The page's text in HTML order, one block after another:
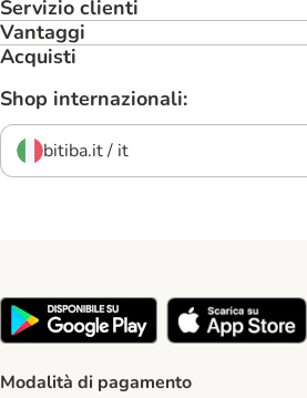
Servizio clienti
Vantaggi
Acquisti
Shop internazionali:
bitiba.it / it
Modalità di pagamento